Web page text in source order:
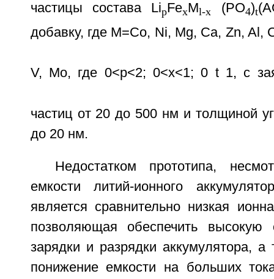
частицы состава LipFexMl-x (PO4)t
добавку, где M=Co, Ni, Mg, Ca, Zn, Al,
V, Mo, где 0<p<2; 0<x<1; 0 t1, с
частиц от 20 до 500 нм и толщиной
до 20 нм.
Недостатком прототипа,
емкости литий-ионного
является сравнительно низкая
позволяющая обеспечить высокую
зарядки и разрядки аккумулятора, а
понижение емкости на больших